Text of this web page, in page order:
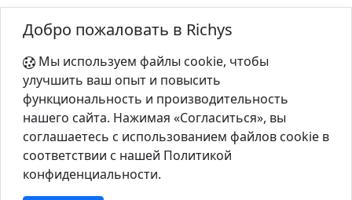
Продукт
Анализ кейса
Для экспертов
Ресурсы
Статьи
Калькуляторы
Компания
О нас
Контакты
Добро пожаловать в Richys
Мы используем файлы cookie, чтобы
улучшить ваш опыт и повысить
функциональность и производительность
нашего сайта. Нажимая «Согласиться», вы
соглашаетесь с использованием файлов cookie в
соответствии с нашей Политикой
конфиденциальности.